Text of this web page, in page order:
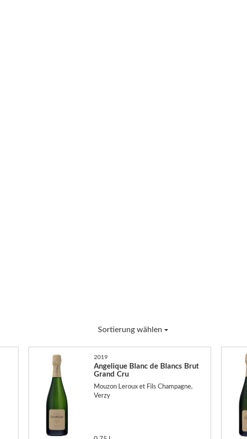
Sortierung wählen
2019
Angelique Blanc de Blancs Brut
Grand Cru
Mouzon Leroux et Fils Champagne,
Verzy